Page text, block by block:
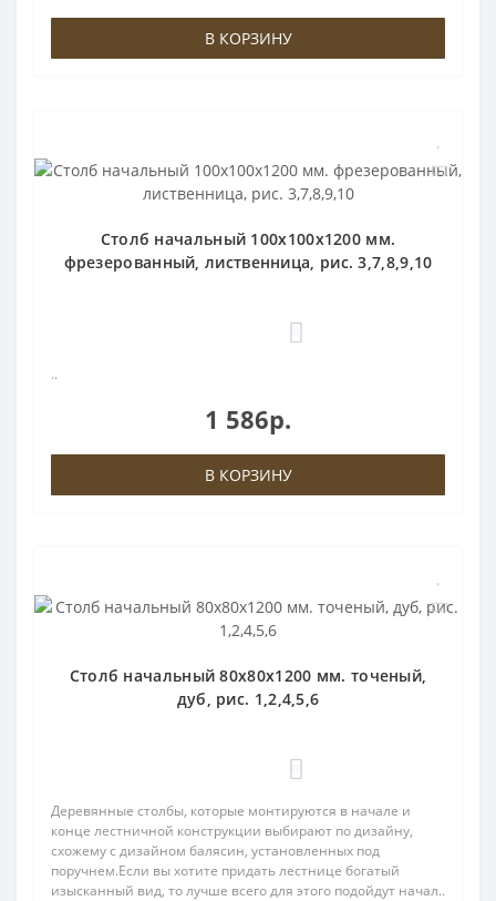
В КОРЗИНУ
Столб начальный 100х100х1200 мм.
фрезерованный, лиственница, рис. 3,7,8,9,10
..
1 586р.
В КОРЗИНУ
Столб начальный 80х80х1200 мм. точеный,
дуб, рис. 1,2,4,5,6
Деревянные столбы, которые монтируются в начале и
конце лестничной конструкции выбирают по дизайну,
схожему с дизайном балясин, установленных под
поручнем.Если вы хотите придать лестнице богатый
изысканный вид, то лучше всего для этого подойдут начал..